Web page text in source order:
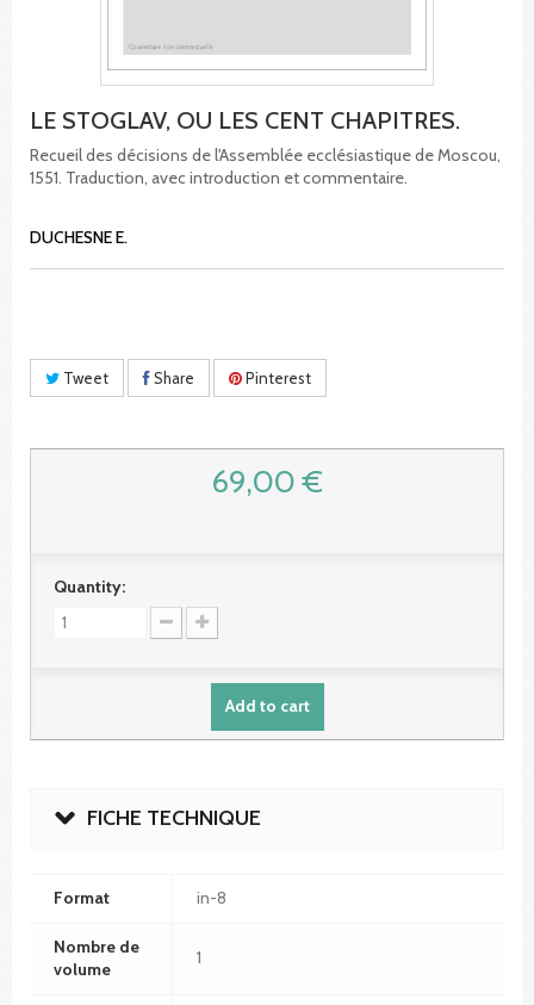
LE STOGLAV, OU LES CENT CHAPITRES.
Recueil des décisions de l'Assemblée ecclésiastique de Moscou,
1551. Traduction, avec introduction et commentaire.
DUCHESNE E.
Tweet Share Pinterest
69,00 €
Quantity:
Add to cart
FICHE TECHNIQUE
Format in-8
Nombre de
volume
1